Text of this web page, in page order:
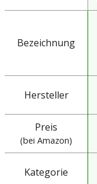
Bezeichnung
Hersteller
Preis
(bei Amazon)
Kategorie